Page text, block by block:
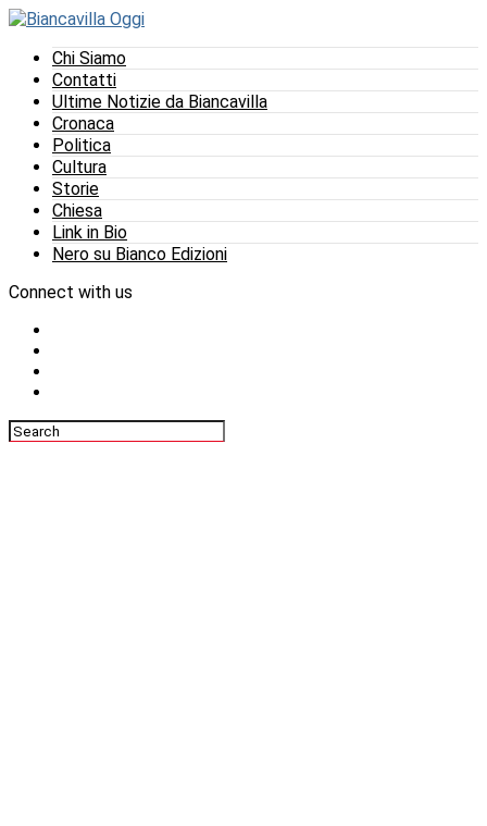
Chi Siamo
Contatti
Ultime Notizie da Biancavilla
Cronaca
Politica
Cultura
Storie
Chiesa
Link in Bio
Nero su Bianco Edizioni
Connect with us